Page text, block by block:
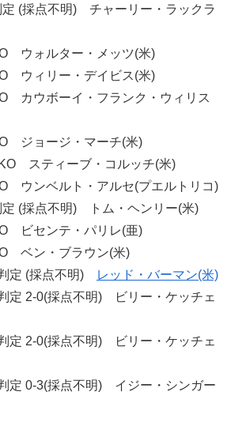
(採点不明) チャーリー・ラックラ
ウォルター・メッツ(米)
ウィリー・デイビス(米)
カウボーイ・フランク・ウィリス
ジョージ・マーチ(米)
スティーブ・コルッチ(米)
ウンベルト・アルセ(プエルトリコ)
(採点不明) トム・ヘンリー(米)
ビセンテ・パリレ(亜)
ベン・ブラウン(米)
定 (採点不明)
レッド・バーマン(米)
定 2-0(採点不明) ビリー・ケッチェ
定 2-0(採点不明) ビリー・ケッチェ
定 0-3(採点不明) イジー・シンガー